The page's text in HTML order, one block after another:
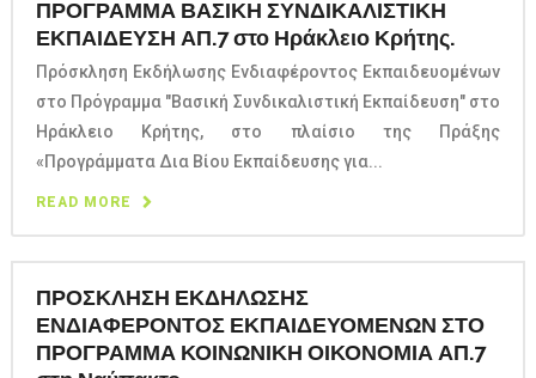
ΠΡΟΓΡΑΜΜΑ ΒΑΣΙΚΗ ΣΥΝΔΙΚΑΛΙΣΤΙΚΗ
ΕΚΠΑΙΔΕΥΣΗ ΑΠ.7 στο Ηράκλειο Κρήτης.
Πρόσκληση Εκδήλωσης Ενδιαφέροντος Εκπαιδευομένων
στο Πρόγραμμα "Βασική Συνδικαλιστική Εκπαίδευση" στο
Ηράκλειο Κρήτης, στο πλαίσιο της Πράξης
«Προγράμματα Δια Βίου Εκπαίδευσης για...
READ MORE
ΠΡΟΣΚΛΗΣΗ ΕΚΔΗΛΩΣΗΣ
ΕΝΔΙΑΦΕΡΟΝΤΟΣ ΕΚΠΑΙΔΕΥΟΜΕΝΩΝ ΣΤΟ
ΠΡΟΓΡΑΜΜΑ ΚΟΙΝΩΝΙΚΗ ΟΙΚΟΝΟΜΙΑ ΑΠ.7